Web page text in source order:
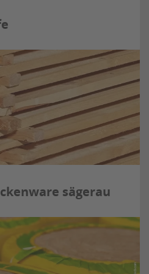
sägerau